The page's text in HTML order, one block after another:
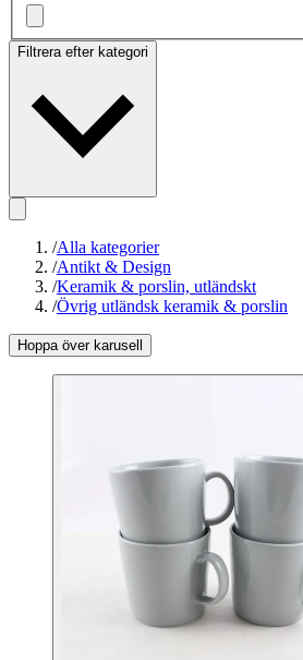
Filtrera efter kategori
/Alla kategorier
/Antikt & Design
/Keramik & porslin, utländskt
/Övrig utländsk keramik & porslin
Hoppa över karusell